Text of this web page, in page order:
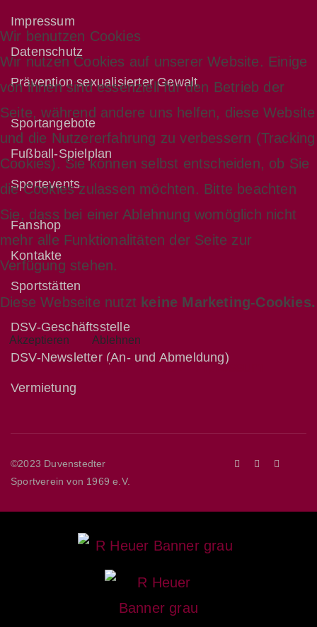
Impressum
Datenschutz
Prävention sexualisierter Gewalt
Sportangebote
Fußball-Spielplan
Sportevents
Fanshop
Kontakte
Sportstätten
DSV-Geschäftsstelle
DSV-Newsletter (An- und Abmeldung)
Vermietung
©2023 Duvenstedter
Sportverein von 1969 e.V.
Wir benutzen Cookies
Wir nutzen Cookies auf unserer Website. Einige
von ihnen sind essenziell für den Betrieb der
Seite, während andere uns helfen, diese Website
und die Nutzererfahrung zu verbessern (Tracking
Cookies). Sie können selbst entscheiden, ob Sie
die Cookies zulassen möchten. Bitte beachten
Sie, dass bei einer Ablehnung womöglich nicht
mehr alle Funktionalitäten der Seite zur
Verfügung stehen.
Diese Webseite nutzt keine Marketing-Cookies.
Akzeptieren Ablehnen
Datenschutz im DSV Impressum